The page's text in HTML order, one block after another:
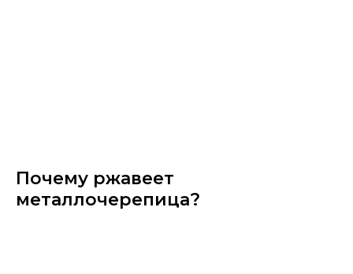
Почему ржавеет
металлочерепица?